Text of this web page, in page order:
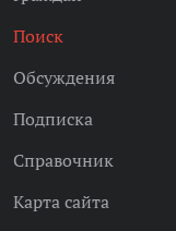
Поиск
Обсуждения
Подписка
Справочник
Карта сайта